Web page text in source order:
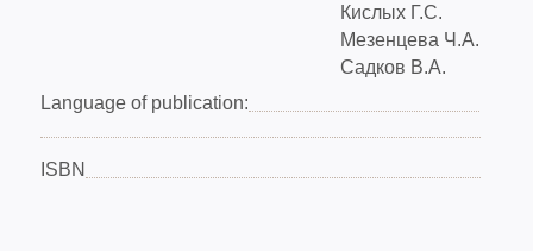
Кислых Г.С.
Мезенцева Ч.А.
Садков В.А.
Language of publication:
ISBN